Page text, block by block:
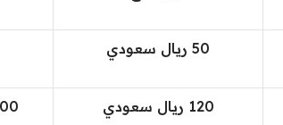
50 ريال سعودي
120 ريال سعودي 100 ريال